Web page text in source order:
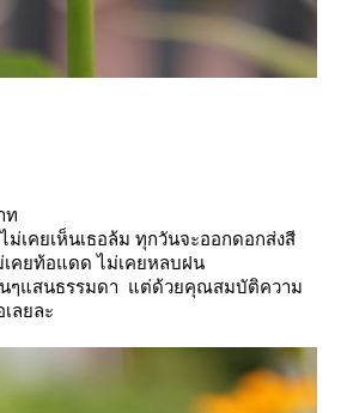
ท
เคยเห็นเธอล้ม ทุกวันจะออกดอกส่งสี
เคยท้อแดด ไม่เคยหลบฝน
นๆแสนธรรมดา แต่ด้วยคุณสมบัติความ
ลยละ